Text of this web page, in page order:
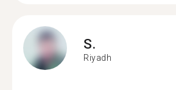
S.
Riyadh